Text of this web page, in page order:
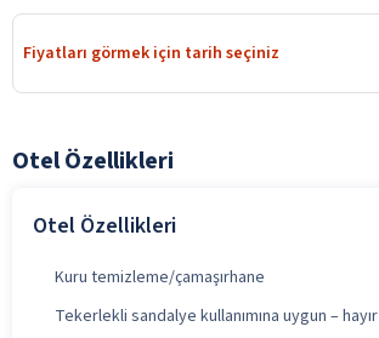
Fiyatları görmek için tarih seçiniz
Otel Özellikleri
Otel Özellikleri
Kuru temizleme/çamaşırhane
Tekerlekli sandalye kullanımına uygun – hayır